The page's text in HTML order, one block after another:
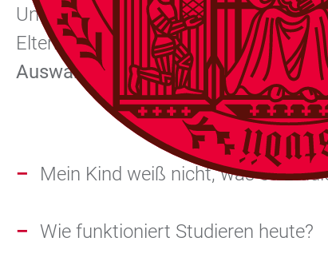
Unsere Mitarbeitenden der
Elternabend der Universitäten
Auswahl­verfahrenvor und gehen
Mein Kind weiß nicht, was es
Wie funktioniert Studieren heute?